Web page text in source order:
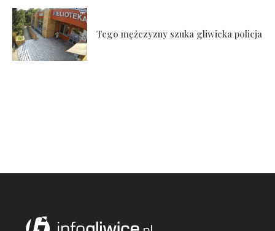
Tego mężczyzny szuka gliwicka policja